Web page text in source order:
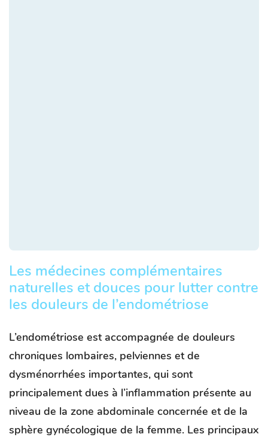
Les médecines complémentaires
naturelles et douces pour lutter contre
les douleurs de l’endométriose
L’endométriose est accompagnée de douleurs
chroniques lombaires, pelviennes et de
dysménorrhées importantes, qui sont
principalement dues à l’inflammation présente au
niveau de la zone abdominale concernée et de la
sphère gynécologique de la femme. Les principaux